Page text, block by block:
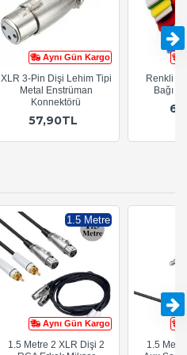
Aynı Gün Kargo
XLR 3-Pin Dişi Lehim Tipi
Metal Enstrüman
Konnektörü
57,90TL
Renkli
Bağı 7
Aynı Gün Kargo
1.5 Metre
1.5 Metre 2 XLR Dişi 2
1.5